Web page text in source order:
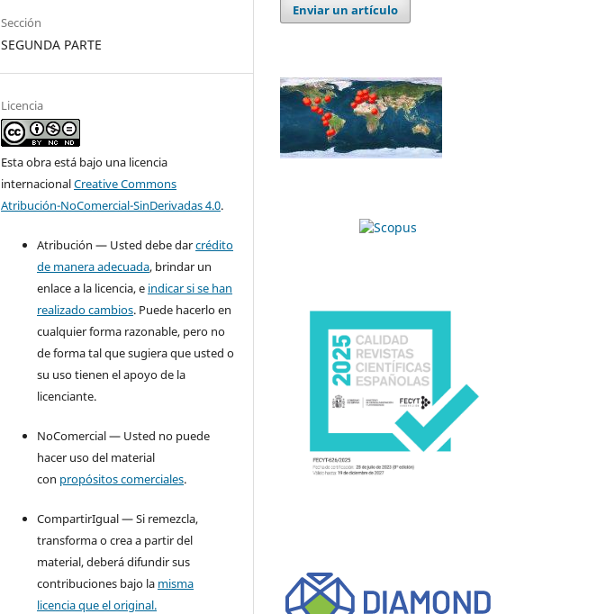
Sección
SEGUNDA PARTE
Licencia
Esta obra está bajo una licencia
internacionalCreative Commons
Atribución-NoComercial-SinDerivadas 4.0.
Atribución — Usted debe darcrédito
de manera adecuada, brindar un
enlace a la licencia, e indicar si se han
realizado cambios. Puede hacerlo en
cualquier forma razonable, pero no
de forma tal que sugiera que usted o
su uso tienen el apoyo de la
licenciante.
NoComercial — Usted no puede
hacer uso del material
con propósitos comerciales.
CompartirIgual — Si remezcla,
transforma o crea a partir del
material, deberá difundir sus
contribuciones bajo la misma
licencia que el original.
Enviar un artículo